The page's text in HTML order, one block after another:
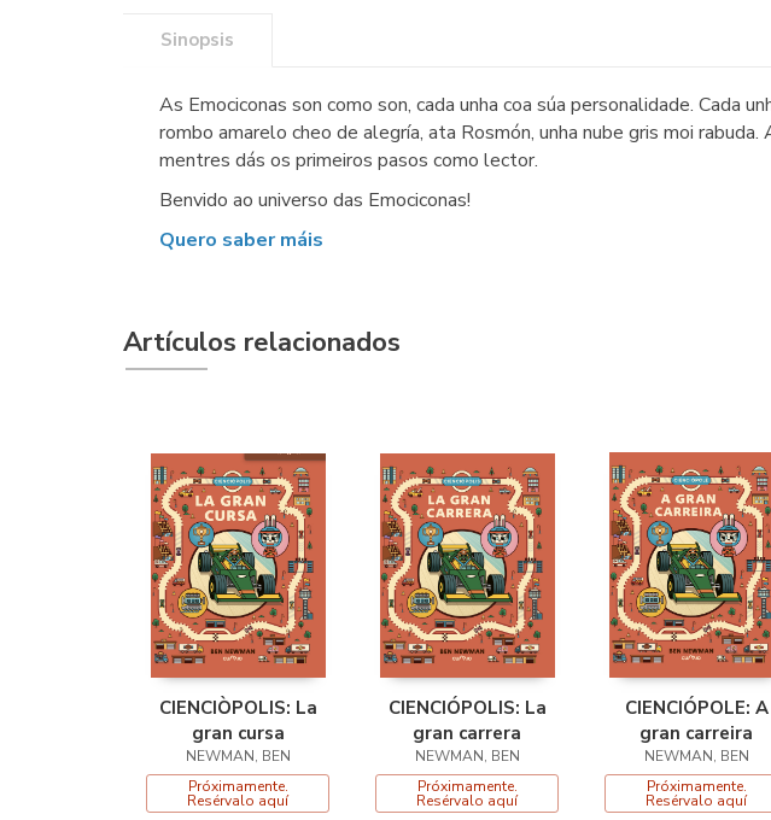
Sinopsis
As Emociconas son como son, cada unha coa súa personalidade. Cada
rombo amarelo cheo de alegría, ata Rosmón, unha nube gris moi
mentres dás os primeiros pasos como lector.
Benvido ao universo das Emociconas!
Quero saber máis
Artículos relacionados
CIENCIÒPOLIS: La
gran cursa
NEWMAN, BEN
Próximamente.
Resérvalo aquí
CIENCIÓPOLIS: La
gran carrera
NEWMAN, BEN
Próximamente.
Resérvalo aquí
CIENCIÓPOLE: A
gran carreira
NEWMAN, BEN
Próximamente.
Resérvalo aquí